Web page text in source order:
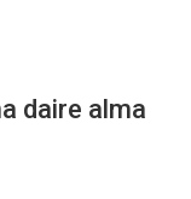
daire alma